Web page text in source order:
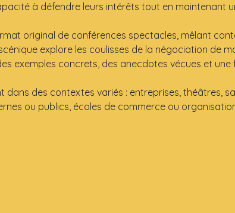
à défendre leurs intérêts tout en maintenant
original de conférences spectacles, mêlant
explore les coulisses de la négociation de
exemples concrets, des anecdotes vécues et
dans des contextes variés : entreprises, théâtres,
ou publics, écoles de commerce ou